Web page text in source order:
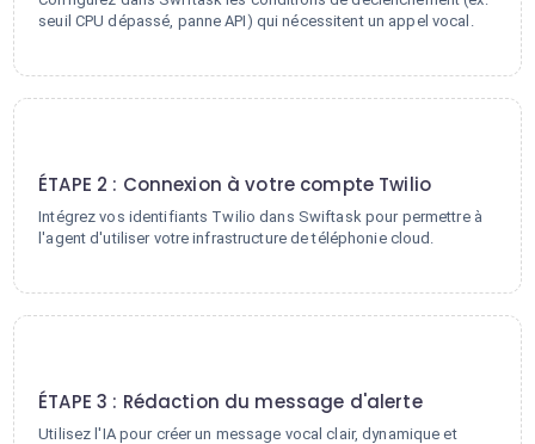
seuil CPU dépassé, panne API) qui nécessitent un appel vocal.
ÉTAPE 2 : Connexion à votre compte Twilio
Intégrez vos identifiants Twilio dans Swiftask pour permettre à
l'agent d'utiliser votre infrastructure de téléphonie cloud.
ÉTAPE 3 : Rédaction du message d'alerte
Utilisez l'IA pour créer un message vocal clair, dynamique et